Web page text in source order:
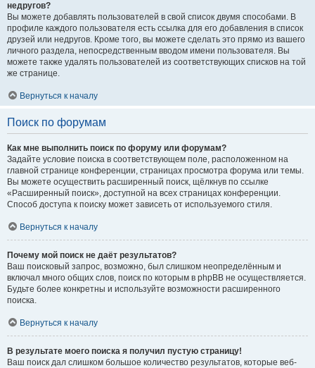
недругов?
Вы можете добавлять пользователей в свой список двумя способами. В
профиле каждого пользователя есть ссылка для его добавления в список
друзей или недругов. Кроме того, вы можете сделать это прямо из вашего
личного раздела, непосредственным вводом имени пользователя. Вы
можете также удалять пользователей из соответствующих списков на той
же странице.
Вернуться к началу
Поиск по форумам
Как мне выполнить поиск по форуму или форумам?
Задайте условие поиска в соответствующем поле, расположенном на
главной странице конференции, страницах просмотра форума или темы.
Вы можете осуществить расширенный поиск, щёлкнув по ссылке
«Расширенный поиск», доступной на всех страницах конференции.
Способ доступа к поиску может зависеть от используемого стиля.
Вернуться к началу
Почему мой поиск не даёт результатов?
Ваш поисковый запрос, возможно, был слишком неопределённым и
включал много общих слов, поиск по которым в phpBB не осуществляется.
Будьте более конкретны и используйте возможности расширенного
поиска.
Вернуться к началу
В результате моего поиска я получил пустую страницу!
Ваш поиск дал слишком большое количество результатов, которые веб-